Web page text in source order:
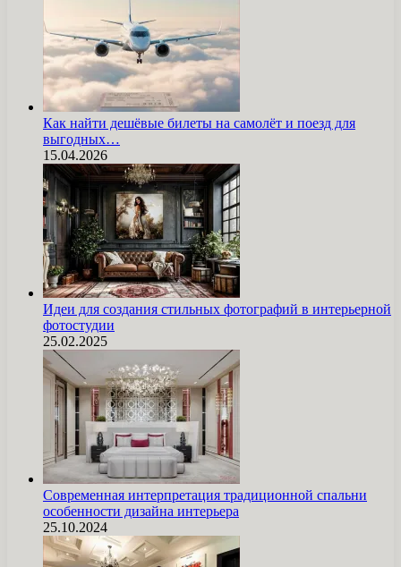
Как найти дешёвые билеты на самолёт и поезд для
выгодных…
15.04.2026
Идеи для создания стильных фотографий в интерьерной
фотостудии
25.02.2025
Современная интерпретация традиционной спальни
особенности дизайна интерьера
25.10.2024